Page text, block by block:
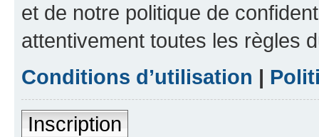
et de notre politique de
attentivement toutes les règles
Conditions d’utilisation |
Inscription